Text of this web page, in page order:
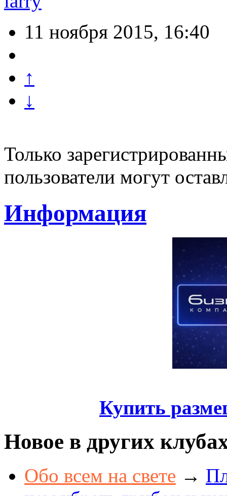
11 ноября 2015, 16:40
↑
↓
Только
пользователи могут
Информация
Купить
Новое в других
Обо всем на свете →